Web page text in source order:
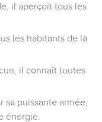
il aperçoit tous les
les habitants de la
il connaît toutes
sa puissante armée,
énergie.